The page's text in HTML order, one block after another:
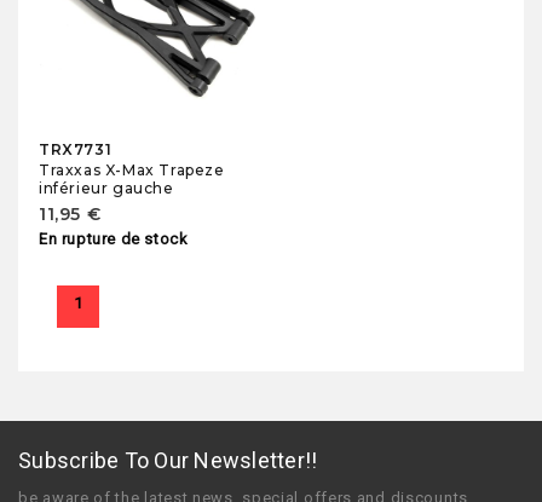
TRX7731
Traxxas X-Max Trapeze
inférieur gauche
11,95 €
En rupture de stock
1
Subscribe To Our Newsletter!!
be aware of the latest news, special offers and discounts